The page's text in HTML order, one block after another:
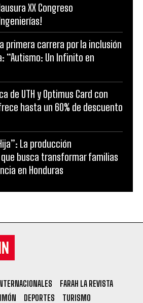
XX Congreso
primera carrera por la inclusión
“Autismo: Un Infinito en
de UTH y Optimus Card con
hasta un 60% de descuento
La producción
busca transformar familias
en Honduras
FARAH LA REVISTA
DEPORTES TURISMO